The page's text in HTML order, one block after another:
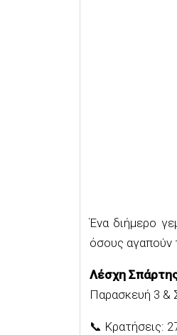
Ένα διήμερο
όσους αγαπούν
Λέσχη
Παρασκευή 3 &
📞 Κρατήσεις: